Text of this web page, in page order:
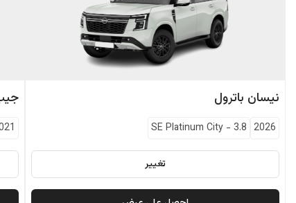
نيسان باترول
2026
SE Platinum City - 3.8
تغيير